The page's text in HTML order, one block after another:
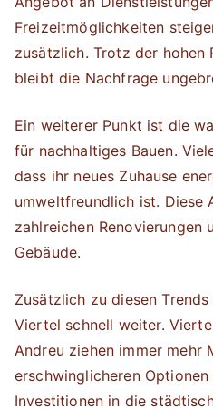
Freizeitmöglichkeiten
zusätzlich. Trotz der hohen
bleibt die Nachfrage
Ein weiterer Punkt ist die
für nachhaltiges Bauen.
dass ihr neues Zuhause
umweltfreundlich ist. Diese
zahlreichen Renovierungen
Gebäude.
Zusätzlich zu diesen
Viertel schnell weiter.
Andreu ziehen immer mehr
erschwinglicheren
Investitionen in die